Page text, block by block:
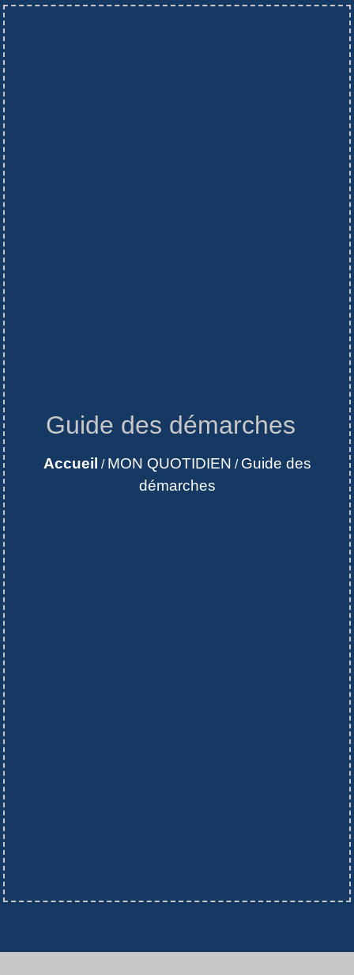
Guide des démarches
Accueil / MON QUOTIDIEN / Guide des
démarches